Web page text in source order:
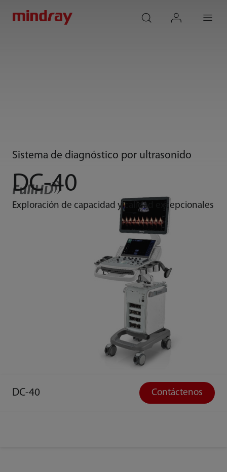
Sistema de diagnóstico por ultrasonido
DC-40
Exploración de capacidad y calidad excepcionales
DC-40 Contáctenos